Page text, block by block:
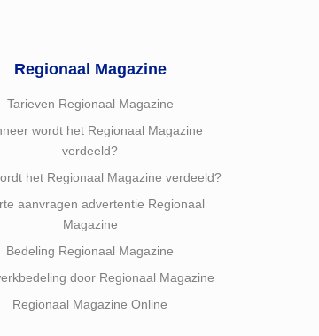
Regionaal Magazine
Tarieven Regionaal Magazine
wordt het Regionaal Magazine
verdeeld?
het Regionaal Magazine verdeeld?
aanvragen advertentie Regionaal
Magazine
Bedeling Regionaal Magazine
door Regionaal Magazine
Regionaal Magazine Online